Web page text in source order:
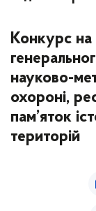
Конкурс на
науково-
охороні,
пам’яток
територій